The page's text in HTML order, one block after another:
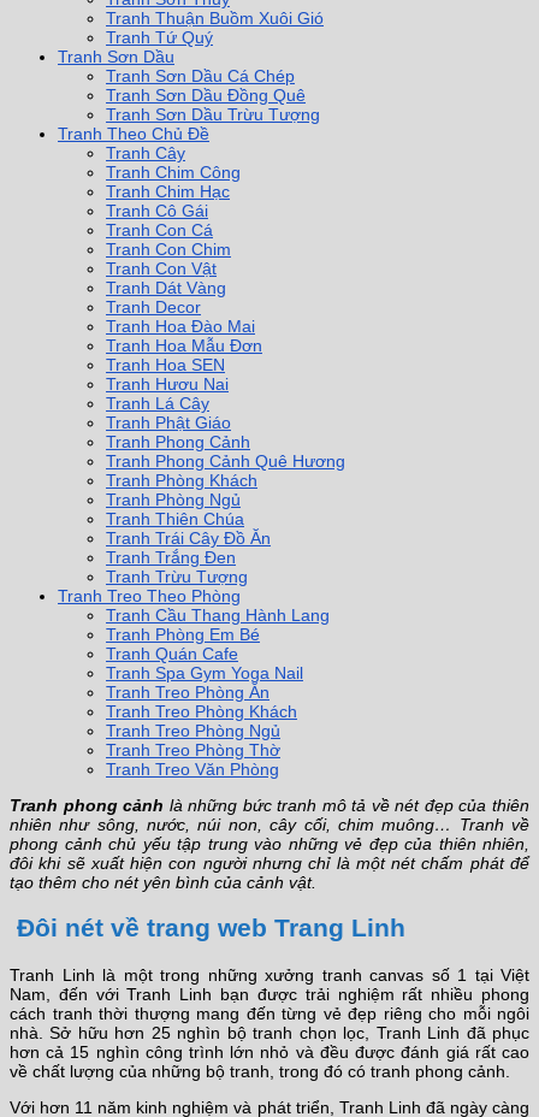
Tranh Thuận Buồm Xuôi Gió
Tranh Tứ Quý
Tranh Sơn Dầu
Tranh Sơn Dầu Cá Chép
Tranh Sơn Dầu Đồng Quê
Tranh Sơn Dầu Trừu Tượng
Tranh Theo Chủ Đề
Tranh Cây
Tranh Chim Công
Tranh Chim Hạc
Tranh Cô Gái
Tranh Con Cá
Tranh Con Chim
Tranh Con Vật
Tranh Dát Vàng
Tranh Decor
Tranh Hoa Đào Mai
Tranh Hoa Mẫu Đơn
Tranh Hoa SEN
Tranh Hươu Nai
Tranh Lá Cây
Tranh Phật Giáo
Tranh Phong Cảnh
Tranh Phong Cảnh Quê Hương
Tranh Phòng Khách
Tranh Phòng Ngủ
Tranh Thiên Chúa
Tranh Trái Cây Đồ Ăn
Tranh Trắng Đen
Tranh Trừu Tượng
Tranh Treo Theo Phòng
Tranh Cầu Thang Hành Lang
Tranh Phòng Em Bé
Tranh Quán Cafe
Tranh Spa Gym Yoga Nail
Tranh Treo Phòng Ăn
Tranh Treo Phòng Khách
Tranh Treo Phòng Ngủ
Tranh Treo Phòng Thờ
Tranh Treo Văn Phòng
Tranh phong cảnh là những bức tranh mô tả về nét đẹp của thiên
nhiên như sông, nước, núi non, cây cối, chim muông… Tranh về
phong cảnh chủ yếu tập trung vào những vẻ đẹp của thiên nhiên,
đôi khi sẽ xuất hiện con người nhưng chỉ là một nét chấm phát để
tạo thêm cho nét yên bình của cảnh vật.
Đôi nét về trang web Trang Linh
Tranh Linh là một trong những xưởng tranh canvas số 1 tại Việt
Nam, đến với Tranh Linh bạn được trải nghiệm rất nhiều phong
cách tranh thời thượng mang đến từng vẻ đẹp riêng cho mỗi ngôi
nhà. Sở hữu hơn 25 nghìn bộ tranh chọn lọc, Tranh Linh đã phục
hơn cả 15 nghìn công trình lớn nhỏ và đều được đánh giá rất cao
về chất lượng của những bộ tranh, trong đó có tranh phong cảnh.
Với hơn 11 năm kinh nghiệm và phát triển, Tranh Linh đã ngày càng